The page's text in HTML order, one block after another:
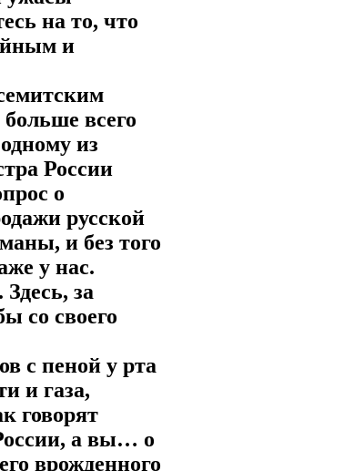
на то, что
и
всего
из
России
о
русской
и без того
у нас.
за
со своего
с пеной у рта
и газа,
говорят
а вы… о
врожденного